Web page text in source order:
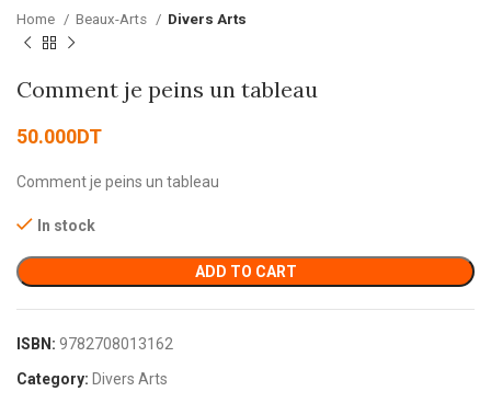
Home Beaux-Arts Divers Arts
Comment je peins un tableau
50.000DT
Comment je peins un tableau
In stock
ADD TO CART
ISBN: 9782708013162
Category: Divers Arts